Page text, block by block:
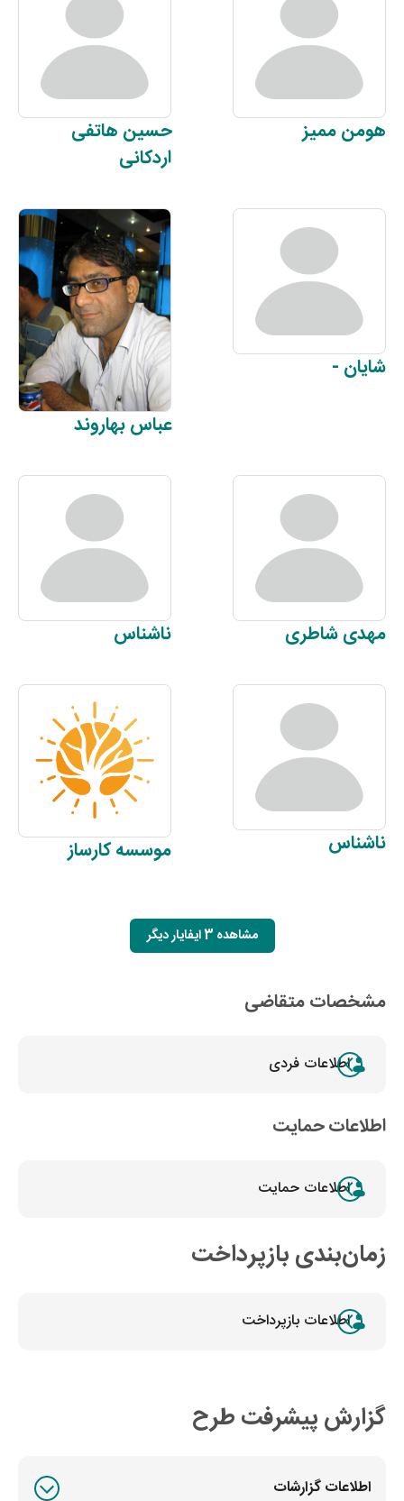
هومنممیز حسین هاتفی
اردکانی
شایان -
عباسبهاروند
مهدیشاطری ناشناس
ناشناس موسسهکارساز
مشاهده 3 ایفایار دیگر
مشخصات متقاضی
اطلاعات فردی
اطلاعات حمایت
اطلاعات حمایت
زمان‌بندی بازپرداخت
اطلاعات بازپرداخت
گزارش پیشرفت طرح
اطلاعات گزارشات